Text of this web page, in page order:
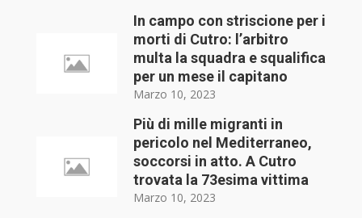
In campo con striscione per i
morti di Cutro: l’arbitro
multa la squadra e squalifica
per un mese il capitano
Marzo 10, 2023
Più di mille migranti in
pericolo nel Mediterraneo,
soccorsi in atto. A Cutro
trovata la 73esima vittima
Marzo 10, 2023